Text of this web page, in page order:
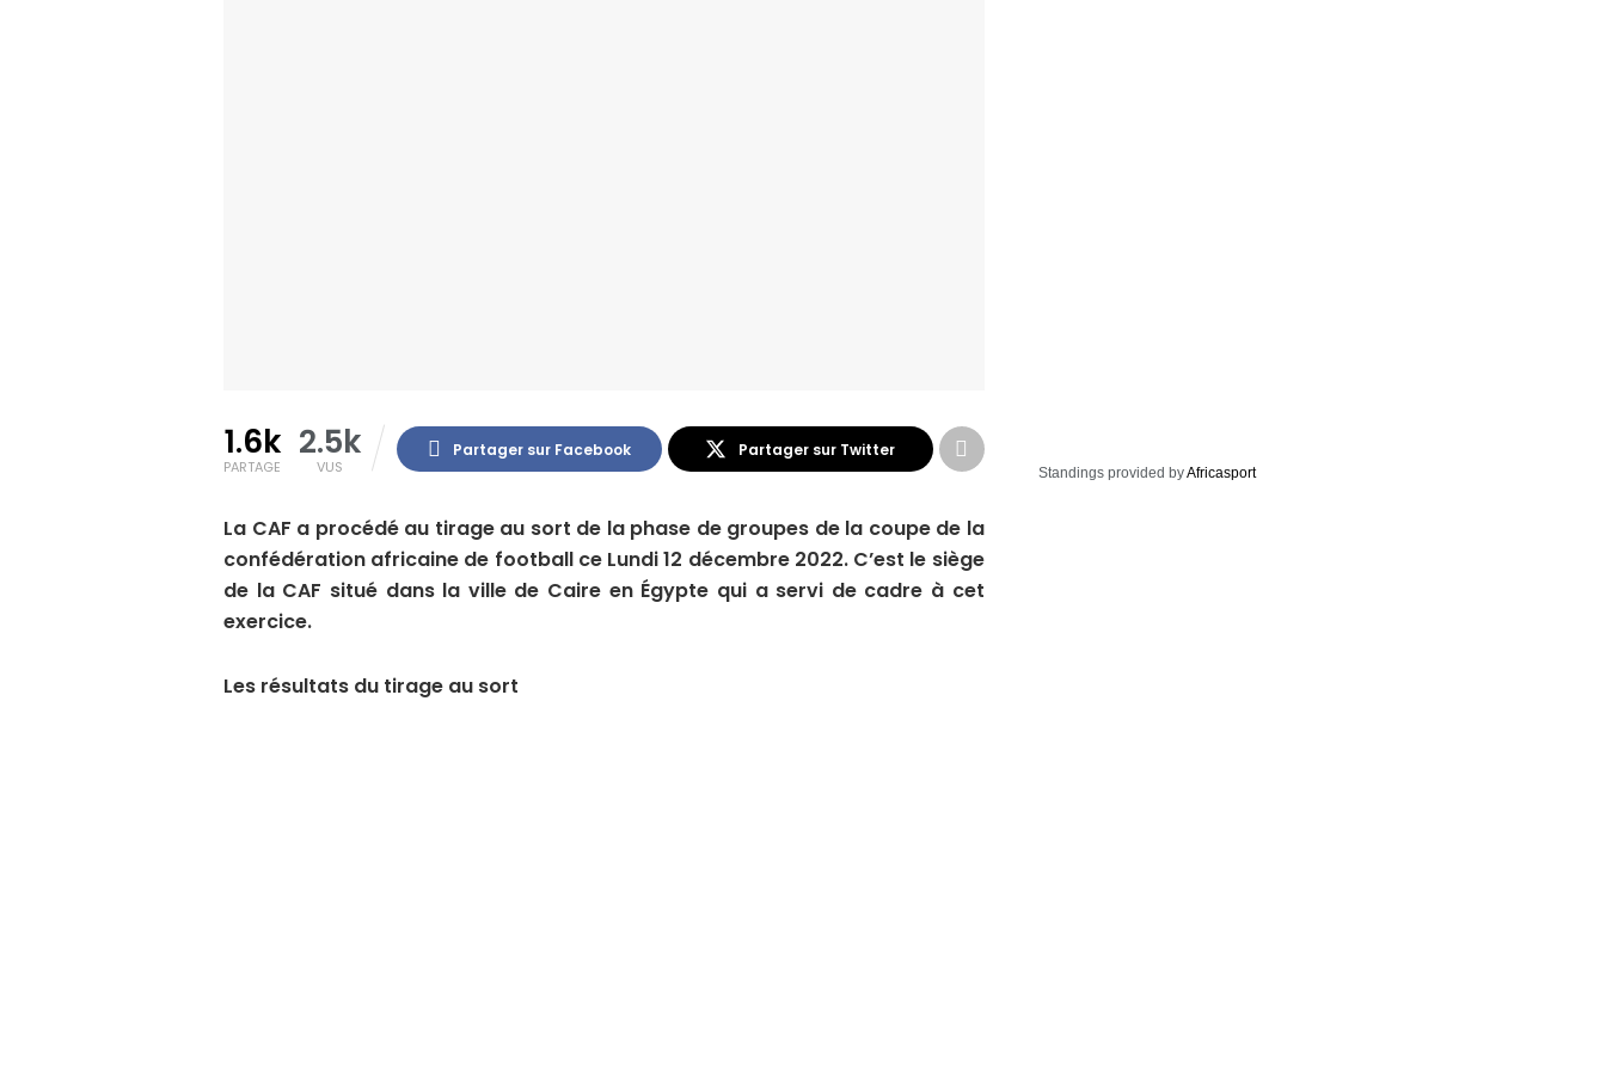
1.6k
PARTAGE
2.5k
VUS
Partager sur Facebook Partager sur Twitter
La CAF a procédé au tirage au sort de la phase de groupes de la coupe de la
confédération africaine de football ce Lundi 12 décembre 2022. C’est le siège
de la CAF situé dans la ville de Caire en Égypte qui a servi de cadre à cet
exercice.
Les résultats du tirage au sort
Standings provided byAfricasport